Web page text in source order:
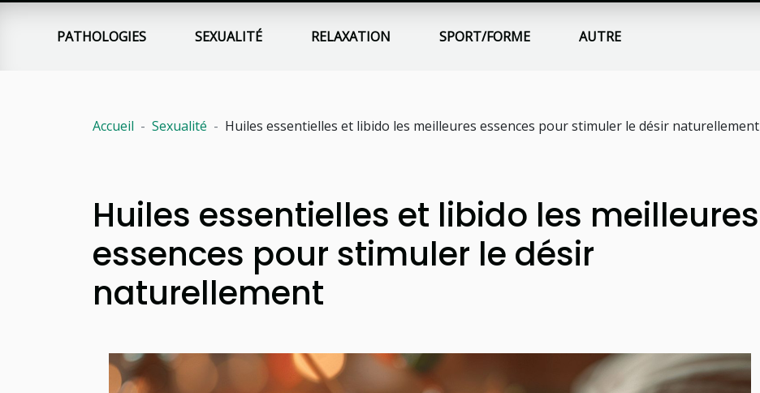
PATHOLOGIES SEXUALITÉ RELAXATION SPORT/FORME AUTRE
Accueil Sexualité Huiles essentielles et libido les meilleures essences pour stimuler le désir naturellement
Huiles essentielles et libido les meilleures
essences pour stimuler le désir
naturellement